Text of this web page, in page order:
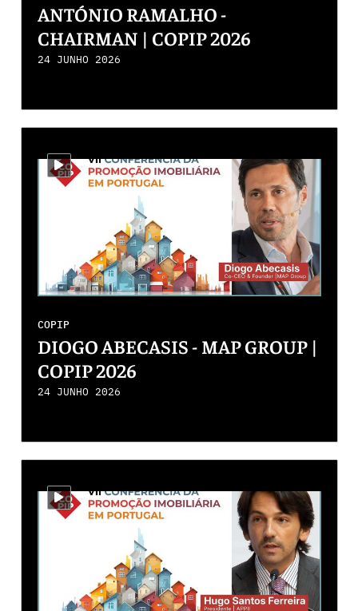
ANTÓNIO RAMALHO -
CHAIRMAN | COPIP 2026
24 JUNHO 2026
i-video
COPIP
DIOGO ABECASIS - MAP GROUP |
COPIP 2026
24 JUNHO 2026
i-video